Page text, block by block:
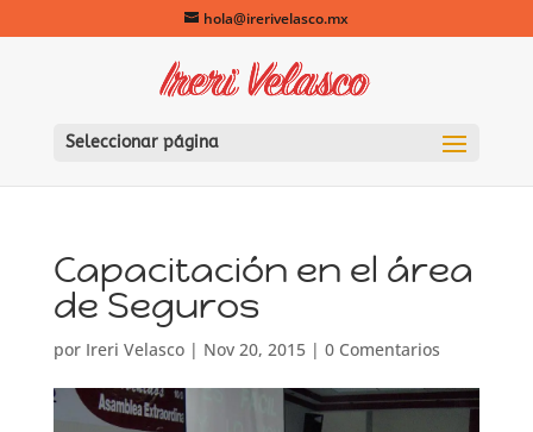
hola@irerivelasco.mx
Seleccionar página
Capacitación en el área
de Seguros
por Ireri Velasco| Nov 20, 2015| 0 Comentarios